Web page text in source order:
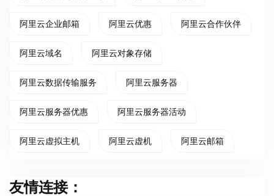
阿里云企业邮箱 阿里云优惠 阿里云合作伙伴
阿里云域名 阿里云对象存储
阿里云数据传输服务 阿里云服务器
阿里云服务器优惠 阿里云服务器活动
阿里云虚拟主机 阿里云虚机 阿里云邮箱
友情连接：